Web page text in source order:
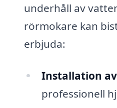
underhåll av
rörmokare kan
erbjuda:
Installation
professionell